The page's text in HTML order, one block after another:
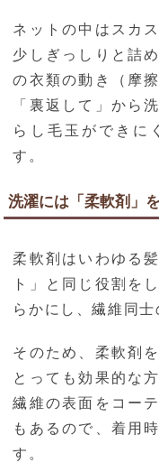
ネットの中はスカ
少しぎっしりと詰
の衣類の動き（摩
「裏返して」から
らし毛玉ができに
す。
洗濯には「柔軟剤」
柔軟剤はいわゆる
ト」と同じ役割を
らかにし、繊維同士
そのため、柔軟剤
とっても効果的な
繊維の表面をコー
もあるので、着用
す。